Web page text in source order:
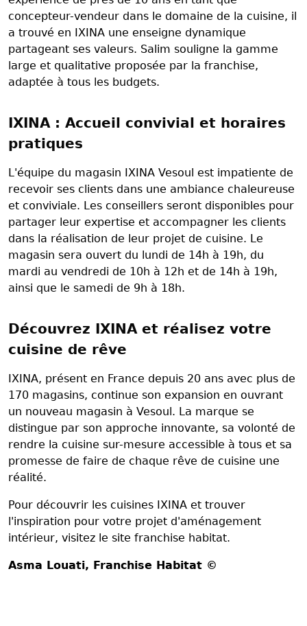
concepteur-vendeur dans le domaine de la cuisine, il
a trouvé en IXINA une enseigne dynamique
partageant ses valeurs. Salim souligne la gamme
large et qualitative proposée par la franchise,
adaptée à tous les budgets.
IXINA : Accueil convivial et horaires
pratiques
L'équipe du magasin IXINA Vesoul est impatiente de
recevoir ses clients dans une ambiance chaleureuse
et conviviale. Les conseillers seront disponibles pour
partager leur expertise et accompagner les clients
dans la réalisation de leur projet de cuisine. Le
magasin sera ouvert du lundi de 14h à 19h, du
mardi au vendredi de 10h à 12h et de 14h à 19h,
ainsi que le samedi de 9h à 18h.
Découvrez IXINA et réalisez votre
cuisine de rêve
IXINA, présent en France depuis 20 ans avec plus de
170 magasins, continue son expansion en ouvrant
un nouveau magasin à Vesoul. La marque se
distingue par son approche innovante, sa volonté de
rendre la cuisine sur-mesure accessible à tous et sa
promesse de faire de chaque rêve de cuisine une
réalité.
Pour découvrir les cuisines IXINA et trouver
l'inspiration pour votre projet d'aménagement
intérieur, visitez le site franchise habitat.
Asma Louati, Franchise Habitat ©